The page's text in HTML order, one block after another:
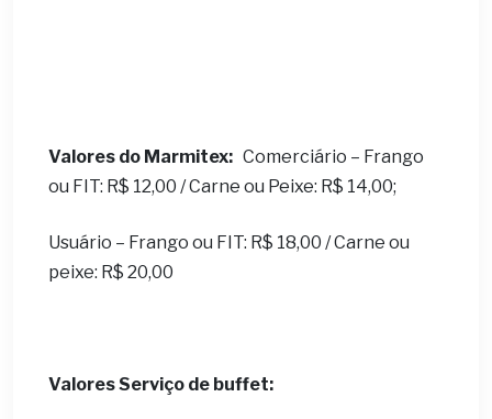
Valores do Marmitex: Comerciário – Frango
ou FIT: R$ 12,00 / Carne ou Peixe: R$ 14,00;
Usuário – Frango ou FIT: R$ 18,00 / Carne ou
peixe: R$ 20,00
Valores Serviço de buffet: